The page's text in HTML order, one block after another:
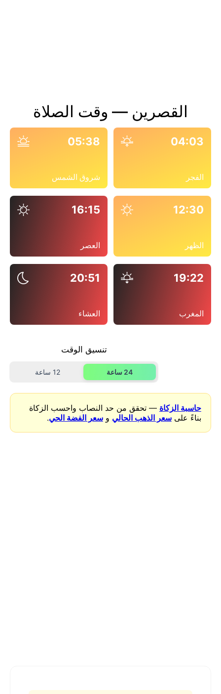
القصرين — وقت الصلاة
04:03
الفجر
05:38
شروق الشمس
12:30
الظهر
16:15
العصر
19:22
المغرب
20:51
العشاء
تنسيق الوقت
24 ساعة 12 ساعة
حاسبة الزكاة — تحقق من حد النصاب واحسب الزكاة
بناءً علىسعر الذهب الحالي وسعر الفضة الحي.